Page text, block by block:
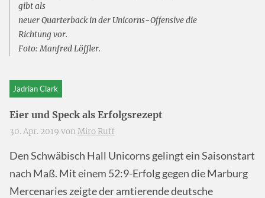
gibt als
neuer Quarterback in der Unicorns-Offensive die
Richtung vor.
Foto: Manfred Löffler.
Jadrian Clark
Eier und Speck als Erfolgsrezept
30. Apr. 2019 von Miro Ruff
Den Schwäbisch Hall Unicorns gelingt ein Saisonstart
nach Maß. Mit einem 52:9-Erfolg gegen die Marburg
Mercenaries zeigte der amtierende deutsche